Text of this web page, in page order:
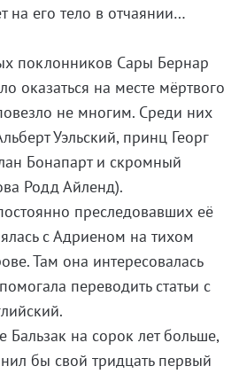
на его тело в отчаянии…
поклонников Сары Бернар
оказаться на месте мёртвого
не многим. Среди них
Уэльский, принц Георг
Бонапарт и скромный
Родд Айленд).
преследовавших её
с Адриеном на тихом
Там она интересовалась
переводить статьи с
на сорок лет больше,
бы свой тридцать первый